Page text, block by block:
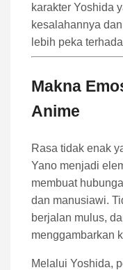
karakter Yoshida
kesalahannya
lebih peka
Makna
Anime
Rasa tidak enak
Yano menjadi
membuat
dan manusiawi.
berjalan mulus,
menggambarkan
Melalui Yoshida,